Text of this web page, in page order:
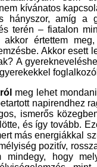
kívánatos
meg lehet
az egyik baba a szigorúan
Az egyik a védett,
történik valami új dolog
olyan eltérőek a gyerekek,
számít, és előhozhatja a
van ez is, az is, de nem
gyerekneveléshez a
irányokra. És még egy
lévő világot olyannak,
változtatni, azon, hogy
jó, szép vagy csúnya.
Szakállas vicc, de
élünk meg, dühvel,